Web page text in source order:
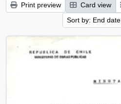
Print preview Card view
Sort by: End date